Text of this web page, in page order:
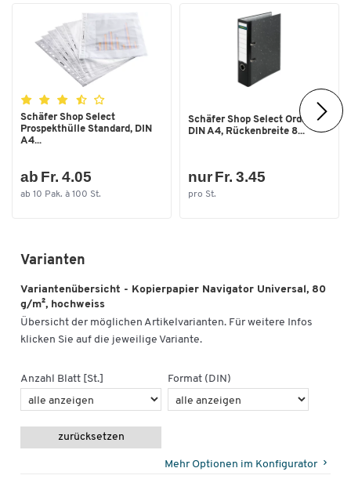
Schäfer Shop Select
Prospekthülle Standard, DIN
A4...
ab Fr. 4.05
ab 10 Pak. à 100 St.
Schäfer Shop Select Ordner,
DIN A4, Rückenbreite 8...
nur Fr. 3.45
pro St.
Varianten
Variantenübersicht - Kopierpapier Navigator Universal, 80
g/m², hochweiss
Übersicht der möglichen Artikelvarianten. Für weitere Infos
klicken Sie auf die jeweilige Variante.
Anzahl Blatt [St.] Format (DIN)
zurücksetzen
Mehr Optionen im Konfigurator